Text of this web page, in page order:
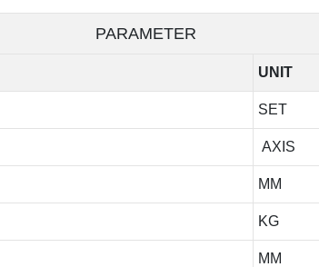
PARAMETER
UNIT
SET
AXIS
MM
KG
MM